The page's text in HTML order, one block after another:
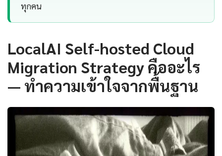
ทุกคน
LocalAI Self-hosted Cloud
Migration Strategy คืออะไร
— ทำความเข้าใจจากพื้นฐาน